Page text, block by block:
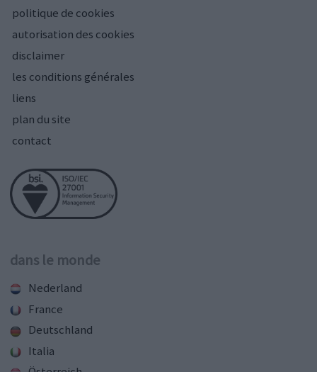
politique de cookies
autorisation des cookies
disclaimer
les conditions générales
liens
plan du site
contact
dans le monde
Nederland
France
Deutschland
Italia